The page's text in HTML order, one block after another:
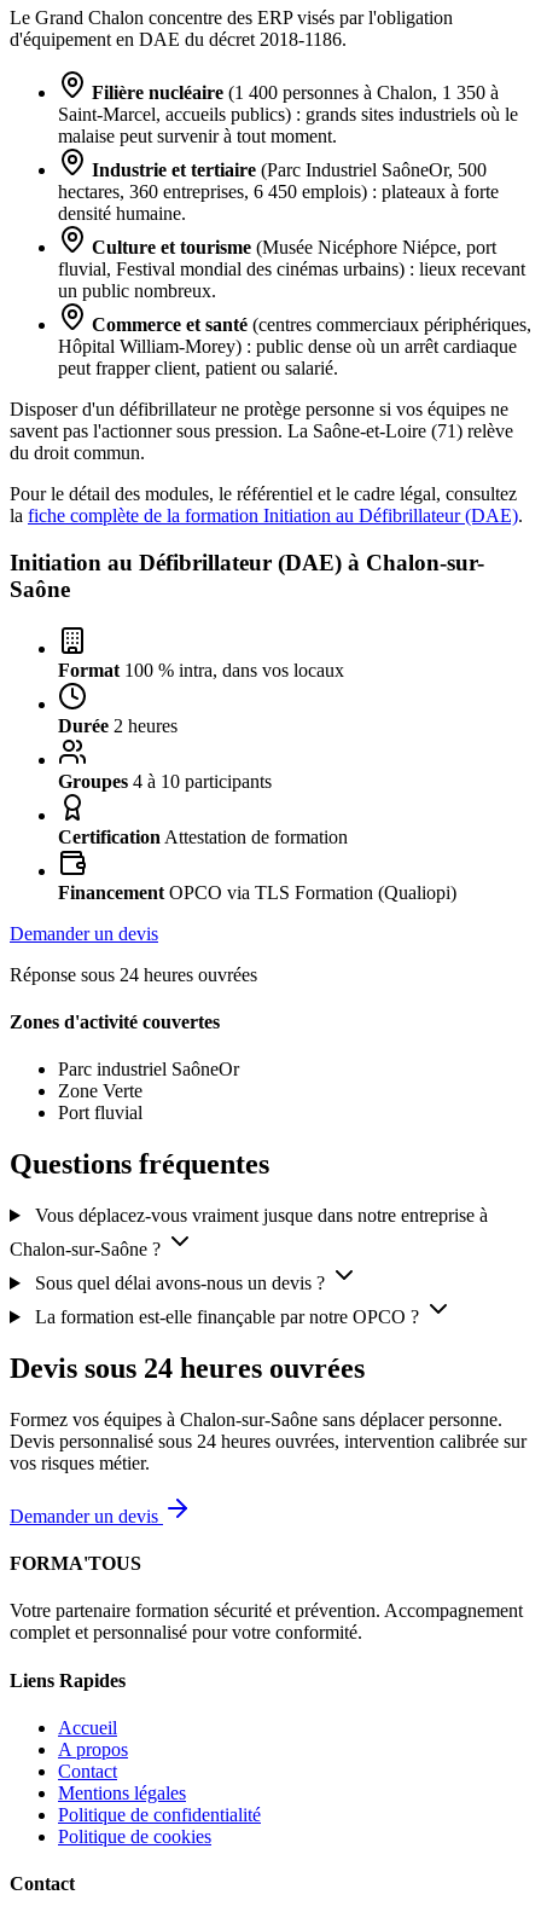
Le Grand Chalon concentre des ERP visés par l'obligation
d'équipement en DAE du décret 2018-1186.
Filière nucléaire (1 400 personnes à Chalon, 1 350 à
Saint-Marcel, accueils publics) : grands sites industriels où le
malaise peut survenir à tout moment.
Industrie et tertiaire (Parc Industriel SaôneOr, 500
hectares, 360 entreprises, 6 450 emplois) : plateaux à forte
densité humaine.
Culture et tourisme (Musée Nicéphore Niépce, port
fluvial, Festival mondial des cinémas urbains) : lieux recevant
un public nombreux.
Commerce et santé (centres commerciaux périphériques,
Hôpital William-Morey) : public dense où un arrêt cardiaque
peut frapper client, patient ou salarié.
Disposer d'un défibrillateur ne protège personne si vos équipes ne
savent pas l'actionner sous pression. La Saône-et-Loire (71) relève
du droit commun.
Pour le détail des modules, le référentiel et le cadre légal, consultez
la fiche complète de la formation Initiation au Défibrillateur (DAE).
Initiation au Défibrillateur (DAE) à Chalon-sur-
Saône
Format 100 % intra, dans vos locaux
Durée 2 heures
Groupes 4 à 10 participants
Certification Attestation de formation
Financement OPCO via TLS Formation (Qualiopi)
Demander un devis
Réponse sous 24 heures ouvrées
Zones d'activité couvertes
Parc industriel SaôneOr
Zone Verte
Port fluvial
Questions fréquentes
Vous déplacez-vous vraiment jusque dans notre entreprise à
Chalon-sur-Saône ?
Sous quel délai avons-nous un devis ?
La formation est-elle finançable par notre OPCO ?
Devis sous 24 heures ouvrées
Formez vos équipes à Chalon-sur-Saône sans déplacer personne.
Devis personnalisé sous 24 heures ouvrées, intervention calibrée sur
vos risques métier.
Demander un devis
FORMA'TOUS
Votre partenaire formation sécurité et prévention. Accompagnement
complet et personnalisé pour votre conformité.
Liens Rapides
Accueil
A propos
Contact
Mentions légales
Politique de confidentialité
Politique de cookies
Contact